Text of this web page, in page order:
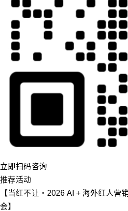
立即扫码咨询
推荐活动
【当红不让・2026 AI + 海外红人营
会】